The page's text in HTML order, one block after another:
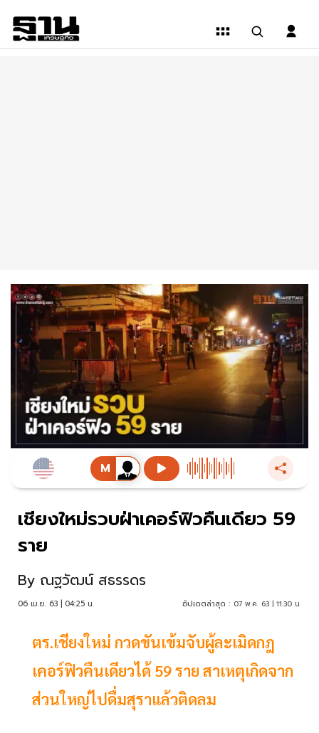
เชียงใหม่รวบฝ่าเคอร์ฟิวคืนเดียว 59
ราย
By ณฐวัฒน์ สธรรดร
06 เม.ย. 63 | 04:25 น. อัปเดตล่าสุด : 07 พ.ค. 63 | 11:30 น.
ตร.เชียงใหม่ กวดขันเข้มจับผู้ละเมิดกฎ
เคอร์ฟิวคืนเดียวได้ 59 ราย สาเหตุเกิดจาก
ส่วนใหญ่ไปดื่มสุราแล้วติดลม